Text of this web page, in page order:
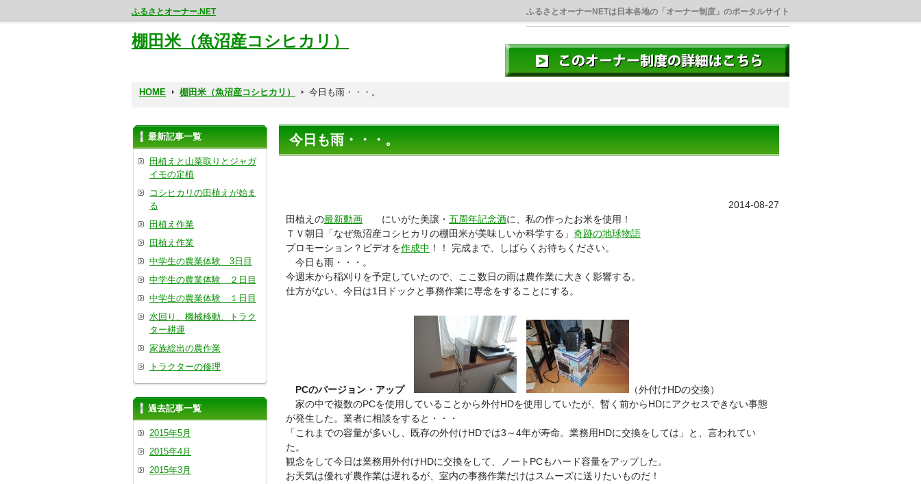
ふるさとオーナー.NET ふるさとオーナーNETは日本各地の「オーナー制度」のポータルサイト
棚田米（魚沼産コシヒカリ）
HOME 棚田米（魚沼産コシヒカリ） 今日も雨・・・。
今日も雨・・・。
2014-08-27
田植えの最新動画 にいがた美譲・ 五周年記念酒に、私の作ったお米を使用！
ＴＶ朝日「なぜ魚沼産コシヒカリの棚田米が美味しいか科学する」 奇跡の地球物語
プロモーション？ビデオを作成中 ！！ 完成まで、しばらくお待ちください。
今日も雨・・・。
今週末から稲刈りを予定していたので、ここ数日の雨は農作業に大きく影響する。
仕方がない、今日は1日ドックと事務作業に専念をすることにする。
PCのバージョン・アップ
（外付けHDの交換）
家の中で複数のPCを使用していることから外付HDを使用していたが、暫く前からHDにアクセスできない事態
が発生した。業者に相談をすると・・・
「これまでの容量が多いし、既存の外付けHDでは3～4年が寿命。業務用HDに交換をしては」と、言われてい
た。
観念をして今日は業務用外付けHDに交換をして、ノートPCもハード容量をアップした。
お天気は優れず農作業は遅れるが、室内の事務作業だけはスムーズに送りたいものだ！
最新記事一覧
田植えと山菜取りとジャガ
イモの定植
コシヒカリの田植えが始ま
る
田植え作業
田植え作業
中学生の農業体験 3日目
中学生の農業体験 ２日目
中学生の農業体験 １日目
水回り、機械移動、トラク
ター耕運
家族総出の農作業
トラクターの修理
過去記事一覧
2015年5月
2015年4月
2015年3月